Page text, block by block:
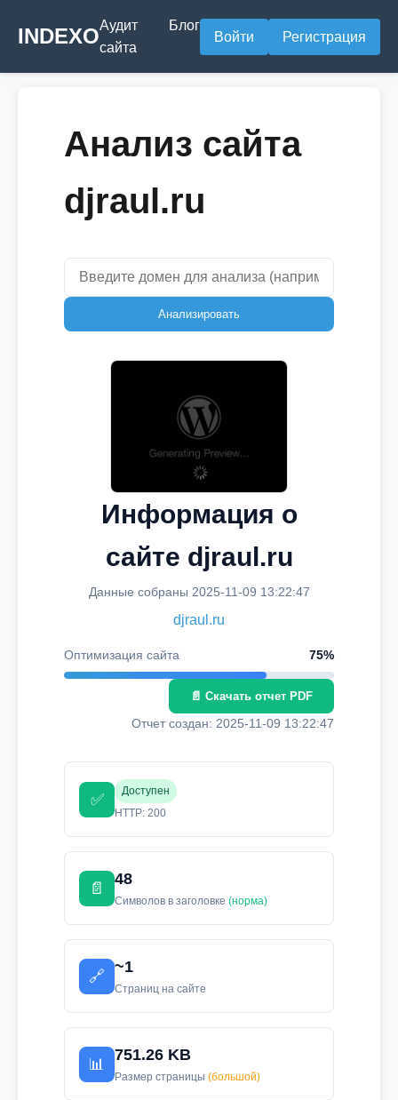
INDEXOАудит
сайта
Блог
Войти Регистрация
Анализ сайта
djraul.ru
Анализировать
Информация о
сайте djraul.ru
Данные собраны 2025-11-09 13:22:47
djraul.ru
Оптимизация сайта 75%
📄 Скачать отчет PDF
Отчет создан: 2025-11-09 13:22:47
✅
Доступен
HTTP: 200
📄
48
Символов в заголовке (норма)
🔗
~1
Страниц на сайте
📊
751.26 KB
Размер страницы (большой)